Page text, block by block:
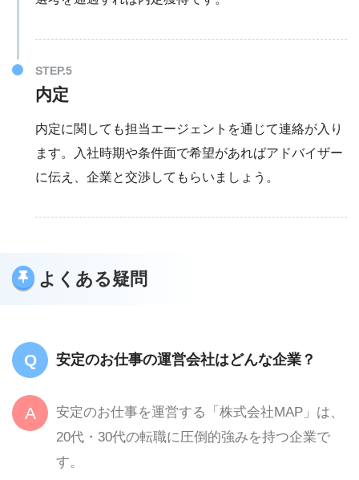
内定
内定に関しても担当エージェントを通じて連絡が入り
ます。入社時期や条件面で希望があればアドバイザー
に伝え、企業と交渉してもらいましょう。
よくある疑問
安定のお仕事の運営会社はどんな企業？
安定のお仕事を運営する「株式会社MAP」は、
20代・30代の転職に圧倒的強みを持つ企業で
す。